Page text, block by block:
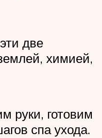
две
химией,
руки, готовим
спа ухода.